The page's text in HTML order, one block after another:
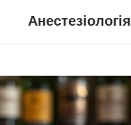
Анестезіологія